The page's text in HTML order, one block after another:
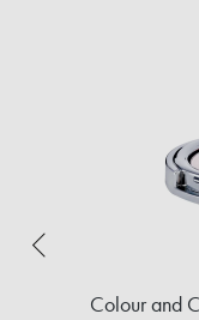
Colour and